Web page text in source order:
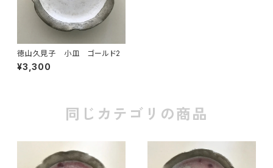
徳山久見子 小皿 ゴールド2
¥3,300
同じカテゴリの商品